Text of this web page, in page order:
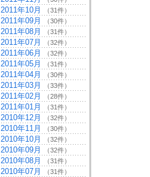
2011年10月 （31件）
2011年09月 （30件）
2011年08月 （31件）
2011年07月 （32件）
2011年06月 （32件）
2011年05月 （31件）
2011年04月 （30件）
2011年03月 （33件）
2011年02月 （28件）
2011年01月 （31件）
2010年12月 （32件）
2010年11月 （30件）
2010年10月 （32件）
2010年09月 （32件）
2010年08月 （31件）
2010年07月 （31件）